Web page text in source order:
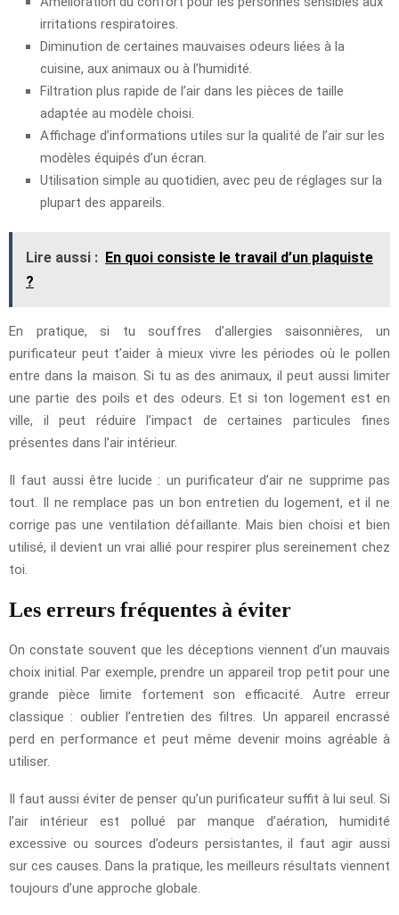
irritations respiratoires.
Diminution de certaines mauvaises odeurs liées à la
cuisine, aux animaux ou à l’humidité.
Filtration plus rapide de l’air dans les pièces de taille
adaptée au modèle choisi.
Affichage d’informations utiles sur la qualité de l’air sur les
modèles équipés d’un écran.
Utilisation simple au quotidien, avec peu de réglages sur la
plupart des appareils.
Lire aussi : En quoi consiste le travail d’un plaquiste
?
En pratique, si tu souffres d’allergies saisonnières, un
purificateur peut t’aider à mieux vivre les périodes où le pollen
entre dans la maison. Si tu as des animaux, il peut aussi limiter
une partie des poils et des odeurs. Et si ton logement est en
ville, il peut réduire l’impact de certaines particules fines
présentes dans l’air intérieur.
Il faut aussi être lucide : un purificateur d’air ne supprime pas
tout. Il ne remplace pas un bon entretien du logement, et il ne
corrige pas une ventilation défaillante. Mais bien choisi et bien
utilisé, il devient un vrai allié pour respirer plus sereinement chez
toi.
Les erreurs fréquentes à éviter
On constate souvent que les déceptions viennent d’un mauvais
choix initial. Par exemple, prendre un appareil trop petit pour une
grande pièce limite fortement son efficacité. Autre erreur
classique : oublier l’entretien des filtres. Un appareil encrassé
perd en performance et peut même devenir moins agréable à
utiliser.
Il faut aussi éviter de penser qu’un purificateur suffit à lui seul. Si
l’air intérieur est pollué par manque d’aération, humidité
excessive ou sources d’odeurs persistantes, il faut agir aussi
sur ces causes. Dans la pratique, les meilleurs résultats viennent
toujours d’une approche globale.